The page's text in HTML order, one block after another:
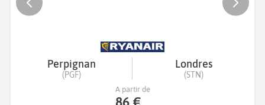
Perpignan
(PGF)
Londres
(STN)
A partir de
86 €